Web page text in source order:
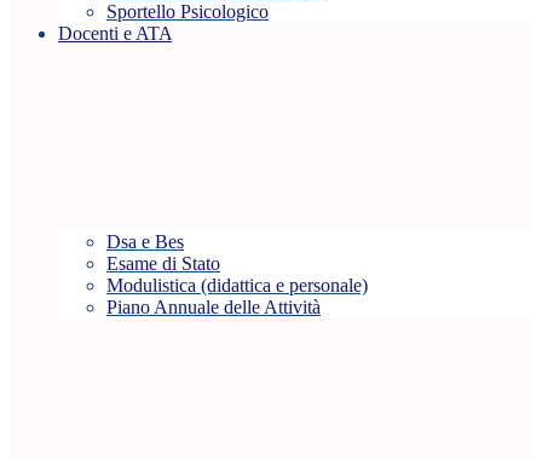
Sportello Psicologico
Docenti e ATA
Dsa e Bes
Esame di Stato
Modulistica (didattica e personale)
Piano Annuale delle Attività